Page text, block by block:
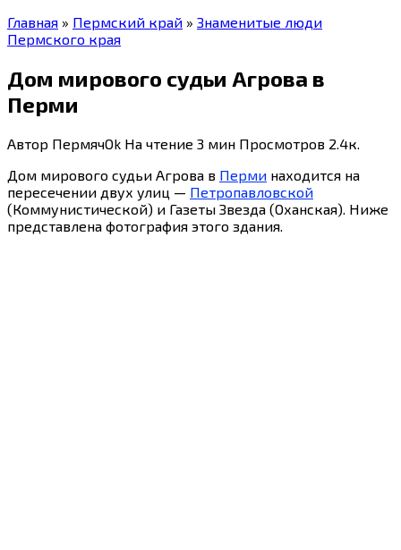
Главная » Пермский край » Знаменитые люди
Пермского края
Дом мирового судьи Агрова в
Перми
Автор ПермячOk На чтение 3 мин Просмотров 2.4к.
Дом мирового судьи Агрова в Перми находится на
пересечении двух улиц — Петропавловской
(Коммунистической) и Газеты Звезда (Оханская). Ниже
представлена фотография этого здания.